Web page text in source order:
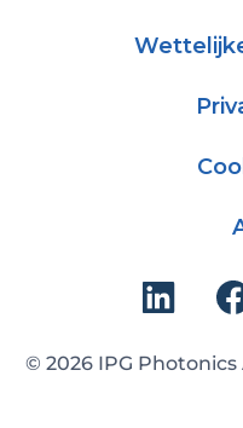
© 2026 IPG